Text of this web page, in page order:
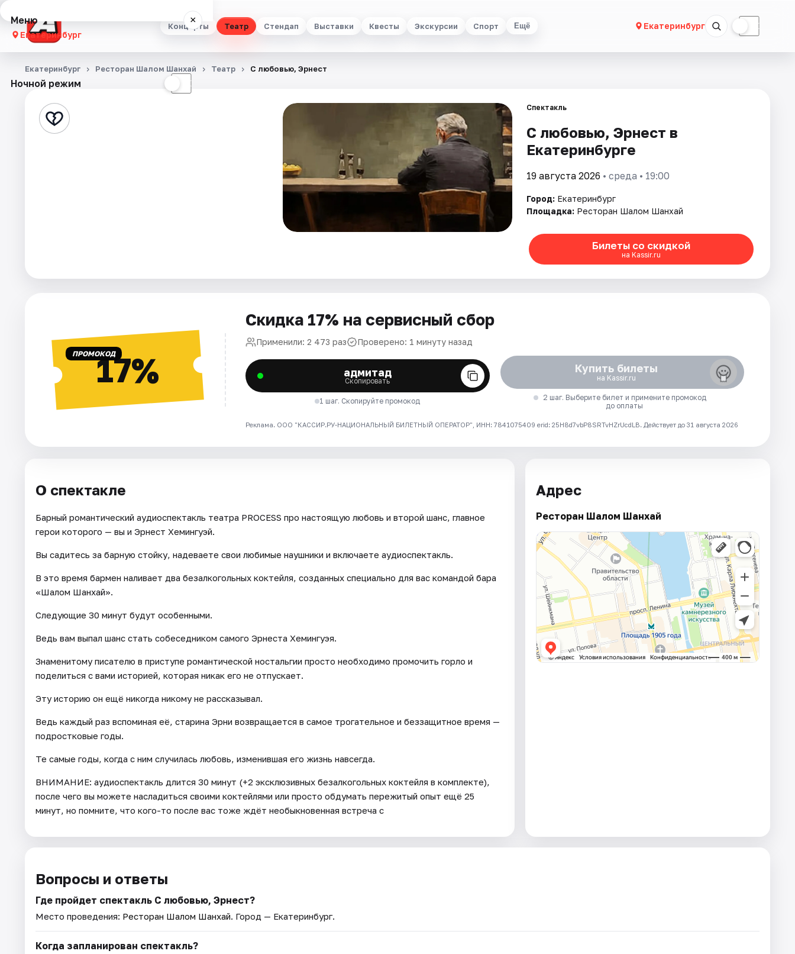
Концерты Театр Стендап Выставки Квесты Экскурсии Спорт Ещё Екатеринбург ☾
Меню ×
Екатеринбург
Концерты
Стендап
Артисты
Рейтинги
Ночной режим ☾
Екатеринбург Ресторан Шалом Шанхай Театр С любовью, Эрнест
Спектакль
С любовью, Эрнест в
Екатеринбурге
19 августа 2026 • среда • 19:00
Город: Екатеринбург
Площадка: Ресторан Шалом Шанхай
Билеты со скидкой
на Kassir.ru
ПРОМОКОД17%
Скидка 17% на сервисный сбор
Применили: 2 473 раз Проверено: 1 минуту назад
адмитад
Скопировать
1 шаг. Скопируйте промокод
Купить билеты
на Kassir.ru
2 шаг. Выберите билет и примените промокод
до оплаты
Реклама. ООО "КАССИР.РУ-НАЦИОНАЛЬНЫЙ БИЛЕТНЫЙ ОПЕРАТОР", ИНН: 7841075409 erid: 25H8d7vbP8SRTvHZrUcdLB. Действует до 31 августа 2026
О спектакле
Барный романтический аудиоспектакль театра PROCESS про настоящую любовь и второй шанс, главное
герои которого — вы и Эрнест Хемингуэй.
Вы садитесь за барную стойку, надеваете свои любимые наушники и включаете аудиоспектакль.
В это время бармен наливает два безалкогольных коктейля, созданных специально для вас командой бара
«Шалом Шанхай».
Следующие 30 минут будут особенными.
Ведь вам выпал шанс стать собеседником самого Эрнеста Хемингуэя.
Знаменитому писателю в приступе романтической ностальгии просто необходимо промочить горло и
поделиться с вами историей, которая никак его не отпускает.
Эту историю он ещё никогда никому не рассказывал.
Ведь каждый раз вспоминая её, старина Эрни возвращается в самое трогательное и беззащитное время —
подростковые годы.
Те самые годы, когда с ним случилась любовь, изменившая его жизнь навсегда.
ВНИМАНИЕ: аудиоспектакль длится 30 минут (+2 эксклюзивных безалкогольных коктейля в комплекте),
после чего вы можете насладиться своими коктейлями или просто обдумать пережитый опыт ещё 25
минут, но помните, что кого-то после вас тоже ждёт необыкновенная встреча с
Адрес
Ресторан Шалом Шанхай
Вопросы и ответы
Где пройдет спектакль С любовью, Эрнест?
Место проведения: Ресторан Шалом Шанхай. Город — Екатеринбург.
Когда запланирован спектакль?